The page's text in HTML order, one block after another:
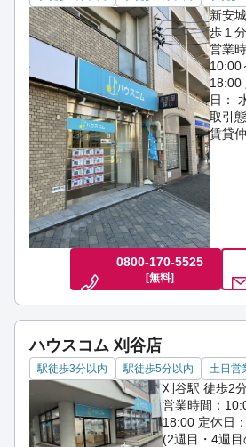
新安
歩１分
営業
10:00
18:00
日：
取引
賃貸
0800-170-5525
[無料]
ハウスコム 刈谷店
駅徒歩3分以内 駅徒歩5分以内 土日営
刈谷駅 徒歩2
営業時間：
18:00 定休日
(2週目・4週目